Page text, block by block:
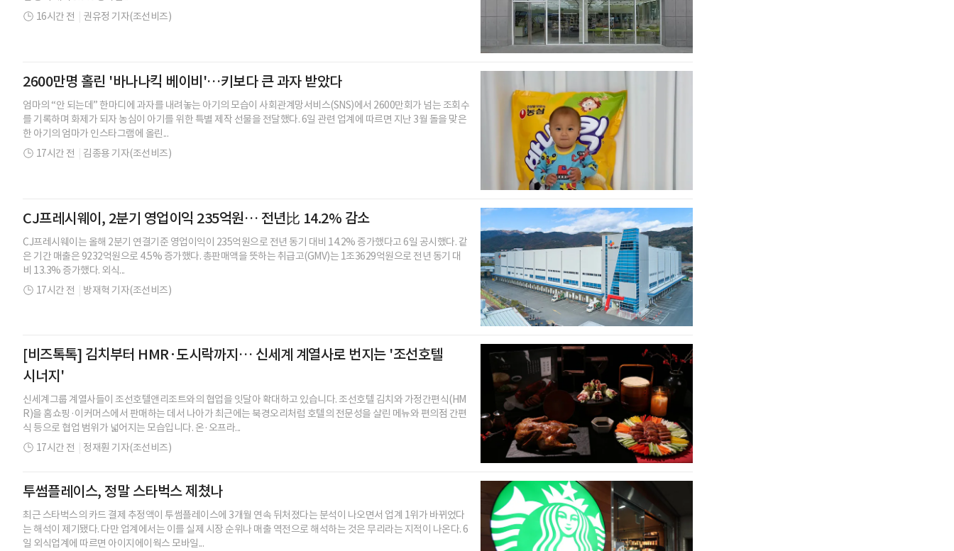
16시간 전
권유정 기자(조선비즈)
2600만명 홀린 '바나나킥 베이비'…키보다 큰 과자 받았다
엄마의 “안 되는데” 한마디에 과자를 내려놓는 아기의 모습이 사회관계망서비스(SNS)에서 2600만회가 넘는 조회수
를 기록하며 화제가 되자 농심이 아기를 위한 특별 제작 선물을 전달했다. 6일 관련 업계에 따르면 지난 3월 돌을 맞은
한 아기의 엄마가 인스타그램에 올린...
17시간 전
김종용 기자(조선비즈)
CJ프레시웨이, 2분기 영업이익 235억원… 전년比 14.2% 감소
CJ프레시웨이는 올해 2분기 연결기준 영업이익이 235억원으로 전년 동기 대비 14.2% 증가했다고 6일 공시했다. 같
은 기간 매출은 9232억원으로 4.5% 증가했다. 총판매액을 뜻하는 취급고(GMV)는 1조3629억원으로 전년 동기 대
비 13.3% 증가했다. 외식...
17시간 전
방재혁 기자(조선비즈)
[비즈톡톡] 김치부터 HMR·도시락까지… 신세계 계열사로 번지는 '조선호텔
시너지'
신세계그룹 계열사들이 조선호텔앤리조트와의 협업을 잇달아 확대하고 있습니다. 조선호텔 김치와 가정간편식(HM
R)을 홈쇼핑·이커머스에서 판매하는 데서 나아가 최근에는 북경오리처럼 호텔의 전문성을 살린 메뉴와 편의점 간편
식 등으로 협업 범위가 넓어지는 모습입니다. 온·오프라...
17시간 전
정재훤 기자(조선비즈)
투썸플레이스, 정말 스타벅스 제쳤나
최근 스타벅스의 카드 결제 추정액이 투썸플레이스에 3개월 연속 뒤처졌다는 분석이 나오면서 업계 1위가 바뀌었다
는 해석이 제기됐다. 다만 업계에서는 이를 실제 시장 순위나 매출 역전으로 해석하는 것은 무리라는 지적이 나온다. 6
일 외식업계에 따르면 아이지에이웍스 모바일...